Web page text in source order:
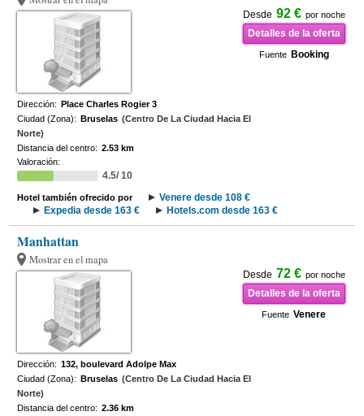
Desde 92 € por noche
Detalles de la oferta
Fuente Booking
Dirección: Place Charles Rogier 3
Ciudad (Zona): Bruselas (Centro De La Ciudad Hacia El
Norte)
Distancia del centro: 2.53 km
Valoración:
4.5/ 10
Hotel también ofrecido por
Venere desde 108 €
Expedia desde 163 €
Hotels.com desde 163 €
Manhattan
Mostrar en el mapa
Desde 72 € por noche
Detalles de la oferta
Fuente Venere
Dirección: 132, boulevard Adolpe Max
Ciudad (Zona): Bruselas (Centro De La Ciudad Hacia El
Norte)
Distancia del centro: 2.36 km